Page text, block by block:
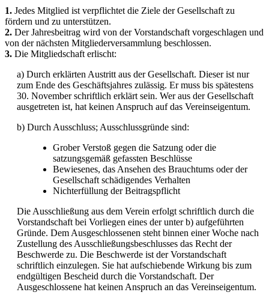
1. Jedes Mitglied ist verpflichtet die Ziele der Gesellschaft zu
fördern und zu unterstützen.
2. Der Jahresbeitrag wird von der Vorstandschaft vorgeschlagen und
von der nächsten Mitgliederversammlung beschlossen.
3. Die Mitgliedschaft erlischt:
a) Durch erklärten Austritt aus der Gesellschaft. Dieser ist nur
zum Ende des Geschäftsjahres zulässig. Er muss bis spätestens
30. November schriftlich erklärt sein. Wer aus der Gesellschaft
ausgetreten ist, hat keinen Anspruch auf das Vereinseigentum.
b) Durch Ausschluss; Ausschlussgründe sind:
Grober Verstoß gegen die Satzung oder die
satzungsgemäß gefassten Beschlüsse
Bewiesenes, das Ansehen des Brauchtums oder der
Gesellschaft schädigendes Verhalten
Nichterfüllung der Beitragspflicht
Die Ausschließung aus dem Verein erfolgt schriftlich durch die
Vorstandschaft bei Vorliegen eines der unter b) aufgeführten
Gründe. Dem Ausgeschlossenen steht binnen einer Woche nach
Zustellung des Ausschließungsbeschlusses das Recht der
Beschwerde zu. Die Beschwerde ist der Vorstandschaft
schriftlich einzulegen. Sie hat aufschiebende Wirkung bis zum
endgültigen Bescheid durch die Vorstandschaft. Der
Ausgeschlossene hat keinen Anspruch an das Vereinseigentum.